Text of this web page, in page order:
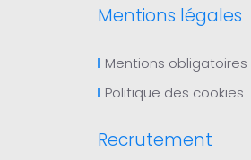
Mentions légales
Mentions obligatoires
Politique des cookies
Recrutement